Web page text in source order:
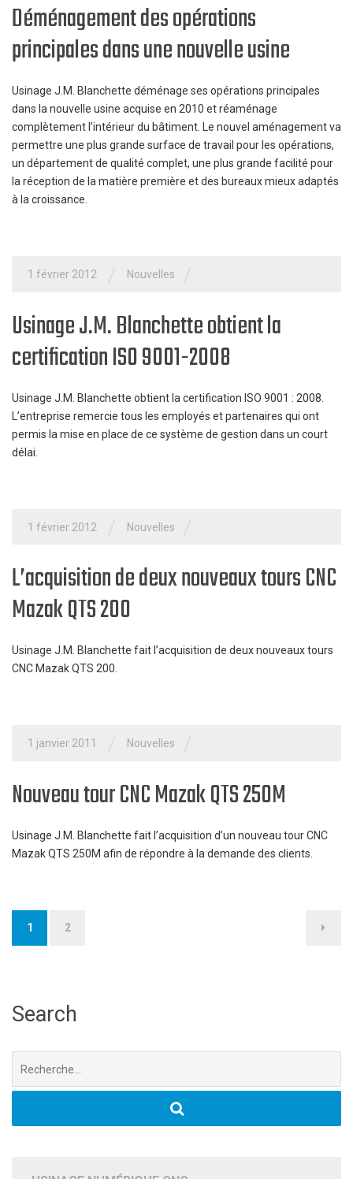
Déménagement des opérations
principales dans une nouvelle usine
Usinage J.M. Blanchette déménage ses opérations principales
dans la nouvelle usine acquise en 2010 et réaménage
complètement l’intérieur du bâtiment. Le nouvel aménagement va
permettre une plus grande surface de travail pour les opérations,
un département de qualité complet, une plus grande facilité pour
la réception de la matière première et des bureaux mieux adaptés
à la croissance.
1 février 2012 Nouvelles
Usinage J.M. Blanchette obtient la
certification ISO 9001-2008
Usinage J.M. Blanchette obtient la certification ISO 9001 : 2008.
L’entreprise remercie tous les employés et partenaires qui ont
permis la mise en place de ce système de gestion dans un court
délai.
1 février 2012 Nouvelles
L’acquisition de deux nouveaux tours CNC
Mazak QTS 200
Usinage J.M. Blanchette fait l’acquisition de deux nouveaux tours
CNC Mazak QTS 200.
1 janvier 2011 Nouvelles
Nouveau tour CNC Mazak QTS 250M
Usinage J.M. Blanchette fait l’acquisition d’un nouveau tour CNC
Mazak QTS 250M afin de répondre à la demande des clients.
Pagination
1 2
Search